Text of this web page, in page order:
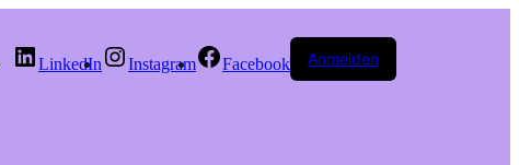
LinkedIn Instagram Facebook Anmelden